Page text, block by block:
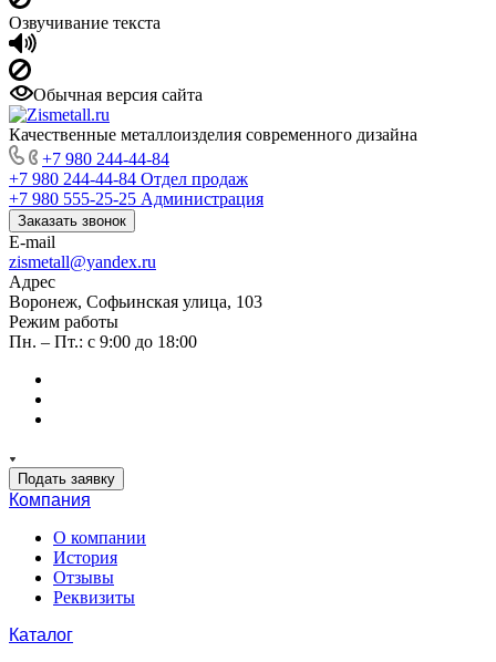
Озвучивание текста
Обычная версия сайта
Качественные металлоизделия современного дизайна
+7 980 244-44-84
+7 980 244-44-84 Отдел продаж
+7 980 555-25-25 Администрация
Заказать звонок
E-mail
zismetall@yandex.ru
Адрес
Воронеж, Софьинская улица, 103
Режим работы
Пн. – Пт.: с 9:00 до 18:00
Подать заявку
Компания
О компании
История
Отзывы
Реквизиты
Каталог